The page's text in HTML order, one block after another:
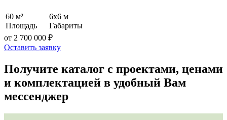
60 м²
Площадь
6х6 м
Габариты
от 2 700 000 ₽
Оставить заявку
Получите каталог с проектами, ценами
и комплектацией в удобный Вам
мессенджер